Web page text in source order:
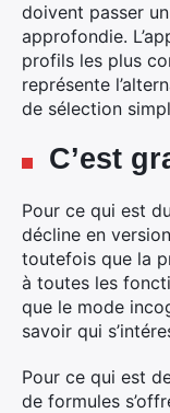
doivent passer
approfondie.
profils les plus
représente
de sélection
C’est
Pour ce qui est
décline en
toutefois que la
à toutes les
que le mode
savoir qui
Pour ce qui est
de formules